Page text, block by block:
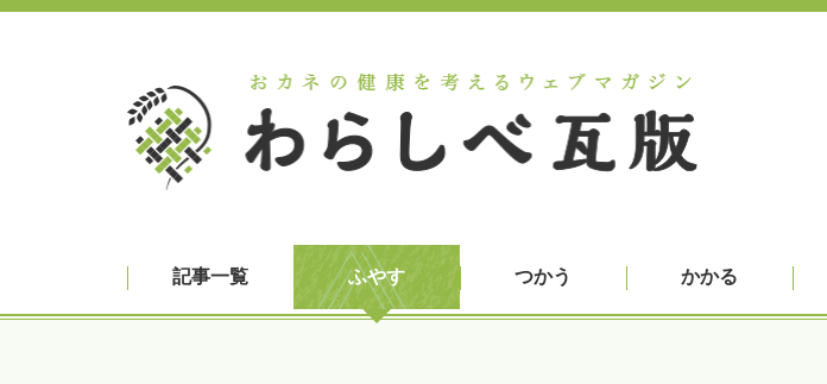
記事一覧 ふやす つかう かかる